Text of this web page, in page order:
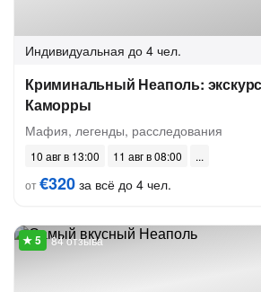
Индивидуальная до 4 чел.
Криминальный Неаполь:
Каморры
Мафия, легенды, расследования
10 авг в 13:00
11 авг в 08:00
от€320 за всё до 4 чел.
84 отзыва